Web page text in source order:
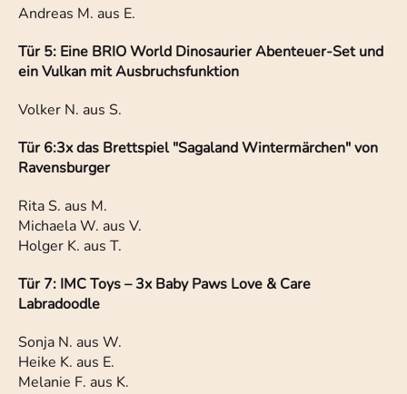
Andreas M. aus E.
Tür 5: Eine BRIO World Dinosaurier Abenteuer-Set und
ein Vulkan mit Ausbruchsfunktion
Volker N. aus S.
Tür 6:3x das Brettspiel "Sagaland Wintermärchen" von
Ravensburger
Rita S. aus M.
Michaela W. aus V.
Holger K. aus T.
Tür 7: IMC Toys – 3x Baby Paws Love & Care
Labradoodle
Sonja N. aus W.
Heike K. aus E.
Melanie F. aus K.